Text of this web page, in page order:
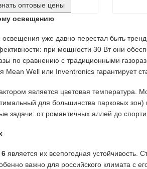
оптовые цены
освещению
уже давно перестал быть
при мощности 30 Вт они
по сравнению с традиционными
Mean Well или Inventronics гарантирует
является цветовая температура.
для большинства парковых
задачи: от романтичных аллей до
6 является их всепогодная устойчивость.
важно для российского климата с